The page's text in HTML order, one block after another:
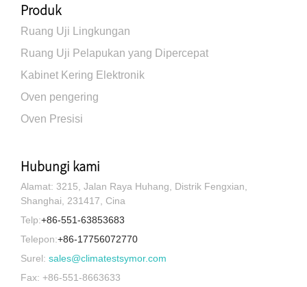
Produk
Ruang Uji Lingkungan
Ruang Uji Pelapukan yang Dipercepat
Kabinet Kering Elektronik
Oven pengering
Oven Presisi
Hubungi kami
Alamat: 3215, Jalan Raya Huhang, Distrik Fengxian,
Shanghai, 231417, Cina
Telp:+86-551-63853683
Telepon:+86-17756072770
Surel: sales@climatestsymor.com
Fax: +86-551-8663633